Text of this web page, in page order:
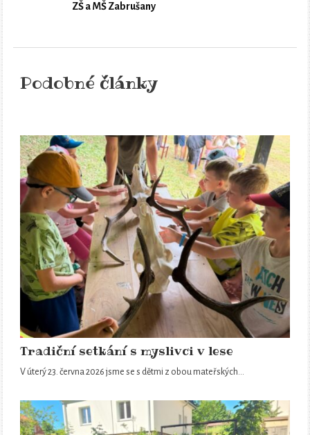
ZŠ a MŠ Zabrušany
Podobné články
Tradiční setkání s myslivci v lese
V úterý 23. června 2026 jsme se s dětmi z obou mateřských…